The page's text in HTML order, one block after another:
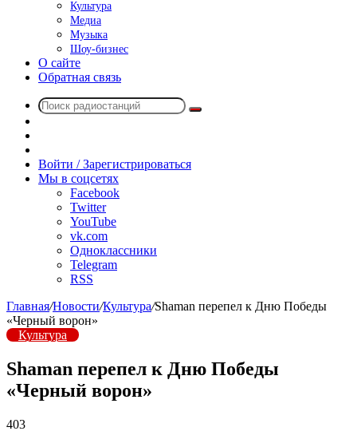
Культура
Медиа
Музыка
Шоу-бизнес
О сайте
Обратная связь
Поиск
радио
Войти / Зарегистрироваться
Мы в соцсетях
Facebook
Twitter
YouTube
vk.com
Одноклассники
Telegram
RSS
Главная/Новости/Культура/Shaman перепел к Дню Победы
«Черный ворон»
Культура
Shaman перепел к Дню Победы
«Черный ворон»
403